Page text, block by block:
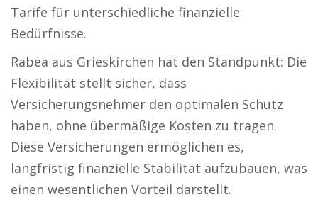
Tarife für unterschiedliche finanzielle
Bedürfnisse.
Rabea aus Grieskirchen hat den Standpunkt: Die
Flexibilität stellt sicher, dass
Versicherungsnehmer den optimalen Schutz
haben, ohne übermäßige Kosten zu tragen.
Diese Versicherungen ermöglichen es,
langfristig finanzielle Stabilität aufzubauen, was
einen wesentlichen Vorteil darstellt.